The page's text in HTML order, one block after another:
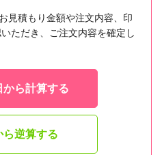
見積もり金額や注文内容、印
ただき、ご注文内容を確定し
から計算する
ら逆算する